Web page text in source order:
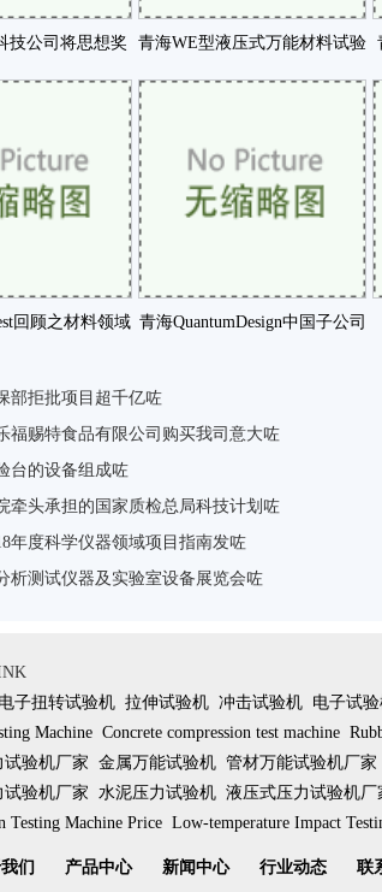
技公司将思想奖 青海WE型液压式万能材料试验
回顾之材料领域 青海QuantumDesign中国子公司
部拒批项目超千亿咗
福赐特食品有限公司购买我司意大咗
台的设备组成咗
牵头承担的国家质检总局科技计划咗
年度科学仪器领域项目指南发咗
析测试仪器及实验室设备展览会咗
电子扭转试验机 拉伸试验机 冲击试验机 电子试
Machine Concrete compression test machine
验机厂家 金属万能试验机 管材万能试验机厂家
验机厂家 水泥压力试验机 液压式压力试验机厂
Testing Machine Price Low-temperature Impact
们 产品中心 新闻中心 行业动态 联